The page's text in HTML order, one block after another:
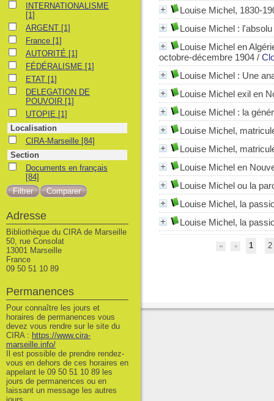
Louise Michel, 1830-
Louise Michel :
Louise Michel en
octobre-décembre 1904 /
Louise Michel : Une
Louise Michel exil en
Louise Michel : la
Louise Michel,
Louise Michel,
Louise Michel en
Louise Michel ou la
Louise Michel, la
Louise Michel, la
1 2
INTERNATIONALISME
INTERNATIONALISME
[1]
ARGENTARGENT [1]
FranceFrance [1]
AUTORITÉ
AUTORITÉ [1]
FÉDÉRALISME
FÉDÉRALISME [1]
ETATETAT [1]
DELEGATION DE POUVOIR
DELEGATION DE
POUVOIR [1]
UTOPIEUTOPIE [1]
Localisation
CIRA-Marseille
CIRA-Marseille [84]
Section
Documents en français
Documents en français
[84]
Adresse
Bibliothèque du CIRA de Marseille
50, rue Consolat
13001 Marseille
France
09 50 51 10 89
Permanences
Pour connaître les jours et
horaires de permanences vous
devez vous rendre sur le site du
CIRA : https://www.cira-
marseille.info/
Il est possible de prendre rendez-
vous en dehors de ces horaires en
appelant le 09 50 51 10 89 les
jours de permanences ou en
laissant un message les autres